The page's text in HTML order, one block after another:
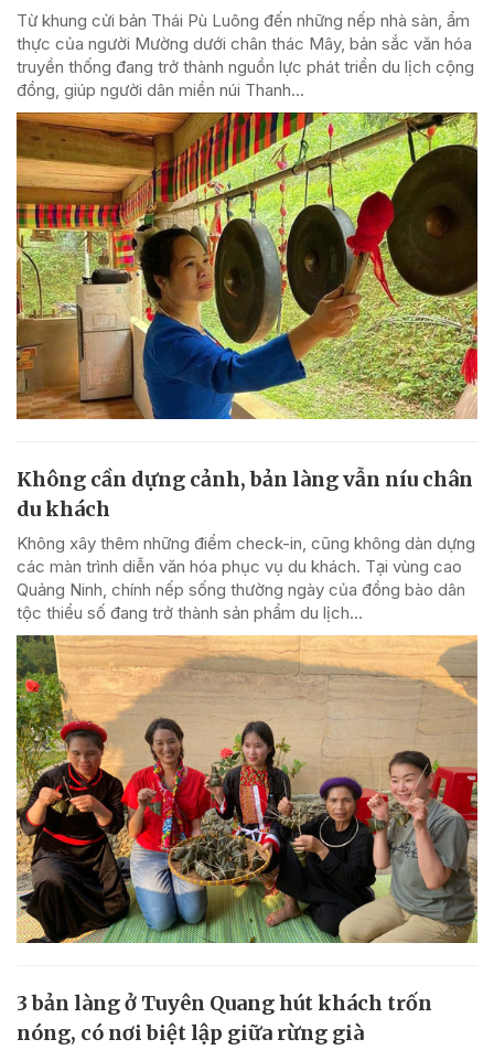
Từ khung cửi bản Thái Pù Luông đến những nếp nhà sàn, ẩm
thực của người Mường dưới chân thác Mây, bản sắc văn hóa
truyền thống đang trở thành nguồn lực phát triển du lịch cộng
đồng, giúp người dân miền núi Thanh...
Không cần dựng cảnh, bản làng vẫn níu chân
du khách
Không xây thêm những điểm check-in, cũng không dàn dựng
các màn trình diễn văn hóa phục vụ du khách. Tại vùng cao
Quảng Ninh, chính nếp sống thường ngày của đồng bào dân
tộc thiểu số đang trở thành sản phẩm du lịch...
3 bản làng ở Tuyên Quang hút khách trốn
nóng, có nơi biệt lập giữa rừng già